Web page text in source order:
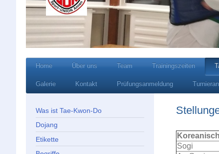
Home Über uns Team Trainingszeiten
Galerie Kontakt Prüfungsanmeldung
Sogi
Was ist Tae-Kwon-Do
Dojang
Etikette